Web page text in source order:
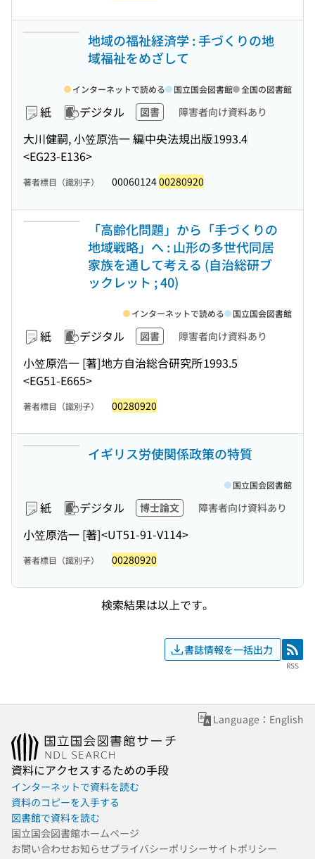
地域の福祉経済学 : 手づくりの地
域福祉をめざして
紙 デジタル 図書 障害者向け資料あり
大川健嗣, 小笠原浩一 編中央法規出版1993.4
<EG23-E136>
インターネットで読める 国立国会図書館 全国の図書館
著者標目（識別子） 0006012400280920
「高齢化問題」から「手づくりの
地域戦略」へ : 山形の多世代同居
家族を通して考える (自治総研ブ
ックレット ; 40)
紙 デジタル 図書 障害者向け資料あり
小笠原浩一 [著]地方自治総合研究所1993.5
<EG51-E665>
インターネットで読める 国立国会図書館
著者標目（識別子） 00280920
イギリス労使関係政策の特質
紙 デジタル 博士論文 障害者向け資料あり
小笠原浩一 [著]<UT51-91-V114>
国立国会図書館
著者標目（識別子） 00280920
検索結果は以上です。
書誌情報を一括出力 RSS
RSS
Language：English
資料にアクセスするための手段
インターネットで資料を読む
資料のコピーを入手する
図書館で資料を読む
国立国会図書館ホームページ
お問い合わせお知らせプライバシーポリシーサイトポリシー